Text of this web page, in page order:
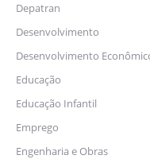
Depatran
Desenvolvimento
Desenvolvimento
Educação
Educação Infantil
Emprego
Engenharia e Obras